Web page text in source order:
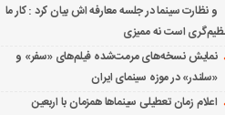
و نظارت سینما در جلسه معارفه اش بیان کرد : کار ما
است نه ممیزی
نمایش نسخه‌های مرمت‌شده فیلم‌های «سفر» و
«سلندر» در موزه سینمای ایران
اعلام زمان تعطیلی سینماها همزمان با اربعین